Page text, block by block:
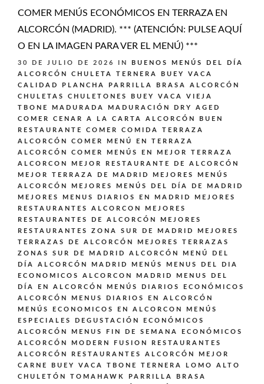
COMER MENÚS ECONÓMICOS EN TERRAZA EN
ALCORCÓN (MADRID). *** (ATENCIÓN: PULSE AQUÍ
O EN LA IMAGEN PARA VER EL MENÚ) ***
30 DE JULIO DE 2026 IN
BUENOS MENÚS DEL DÍA
ALCORCÓN
CHULETA TERNERA BUEY VACA
CALIDAD PLANCHA PARRILLA BRASA ALCORCÓN
CHULETAS CHULETONES BUEY VACA VIEJA
TBONE MADURADA MADURACIÓN DRY AGED
COMER CENAR A LA CARTA ALCORCÓN BUEN
RESTAURANTE
COMER COMIDA TERRAZA
ALCORCÓN
COMER MENÚ EN TERRAZA
ALCORCÓN
COMER MENÚS EN MEJOR TERRAZA
ALCORCON
MEJOR RESTAURANTE DE ALCORCÓN
MEJOR TERRAZA DE MADRID
MEJORES MENÚS
ALCORCÓN
MEJORES MENÚS DEL DÍA DE MADRID
MEJORES MENUS DIARIOS EN MADRID
MEJORES
RESTAURANTES ALCORCON
MEJORES
RESTAURANTES DE ALCORCÓN
MEJORES
RESTAURANTES ZONA SUR DE MADRID
MEJORES
TERRAZAS DE ALCORCÓN
MEJORES TERRAZAS
ZONAS SUR DE MADRID ALCORCÓN
MENÚ DEL
DÍA ALCORCÓN MADRID
MENÚS
MENUS DEL DIA
ECONOMICOS ALCORCON MADRID
MENUS DEL
DÍA EN ALCORCÓN
MENÚS DIARIOS ECONÓMICOS
ALCORCÓN
MENUS DIARIOS EN ALCORCÓN
MENÚS ECONOMICOS EN ALCORCON
MENÚS
ESPECIALES DEGUSTACIÓN ECONÓMICOS
ALCORCÓN
MENUS FIN DE SEMANA ECONÓMICOS
ALCORCÓN
MODERN FUSION
RESTAURANTES
ALCORCÓN
RESTAURANTES ALCORCÓN MEJOR
CARNE BUEY VACA TBONE TERNERA LOMO ALTO
CHULETÓN TOMAHAWK PARRILLA BRASA